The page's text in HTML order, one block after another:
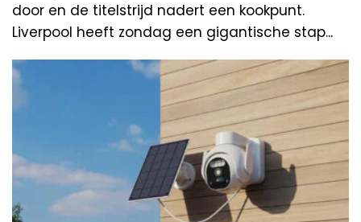
door en de titelstrijd nadert een kookpunt.
Liverpool heeft zondag een gigantische stap...